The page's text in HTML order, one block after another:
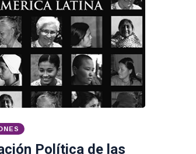
Política de las